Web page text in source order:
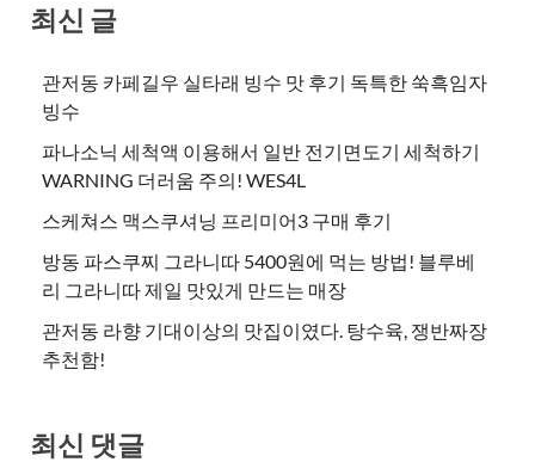
최신 글
관저동 카페길우 실타래 빙수 맛 후기 독특한 쑥흑임자
빙수
파나소닉 세척액 이용해서 일반 전기면도기 세척하기
WARNING 더러움 주의! WES4L
스케쳐스 맥스쿠셔닝 프리미어3 구매 후기
방동 파스쿠찌 그라니따 5400원에 먹는 방법! 블루베
리 그라니따 제일 맛있게 만드는 매장
관저동 라향 기대이상의 맛집이였다. 탕수육, 쟁반짜장
추천함!
최신 댓글